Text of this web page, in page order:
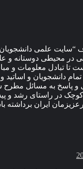
علمی دانشجویان
دوستانه و علمی
معلومات و مباحثه
و اساتید و
به مسائل مطرح شده
در راستای رشد و
ایران برداشته باشیم.